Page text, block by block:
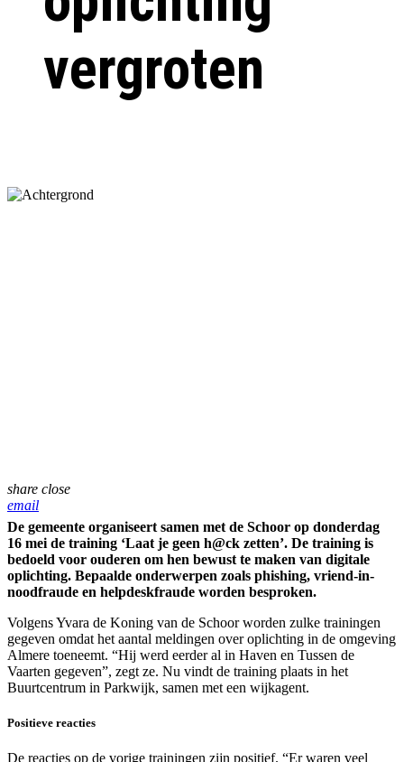
vergroten
share close
email
De gemeente organiseert samen met de Schoor op donderdag
16 mei de training ‘Laat je geen h@ck zetten’. De training is
bedoeld voor ouderen om hen bewust te maken van digitale
oplichting. Bepaalde onderwerpen zoals phishing, vriend-in-
noodfraude en helpdeskfraude worden besproken.
Volgens Yvara de Koning van de Schoor worden zulke trainingen
gegeven omdat het aantal meldingen over oplichting in de omgeving
Almere toeneemt. “Hij werd eerder al in Haven en Tussen de
Vaarten gegeven”, zegt ze. Nu vindt de training plaats in het
Buurtcentrum in Parkwijk, samen met een wijkagent.
Positieve reacties
De reacties op de vorige trainingen zijn positief. “Er waren veel